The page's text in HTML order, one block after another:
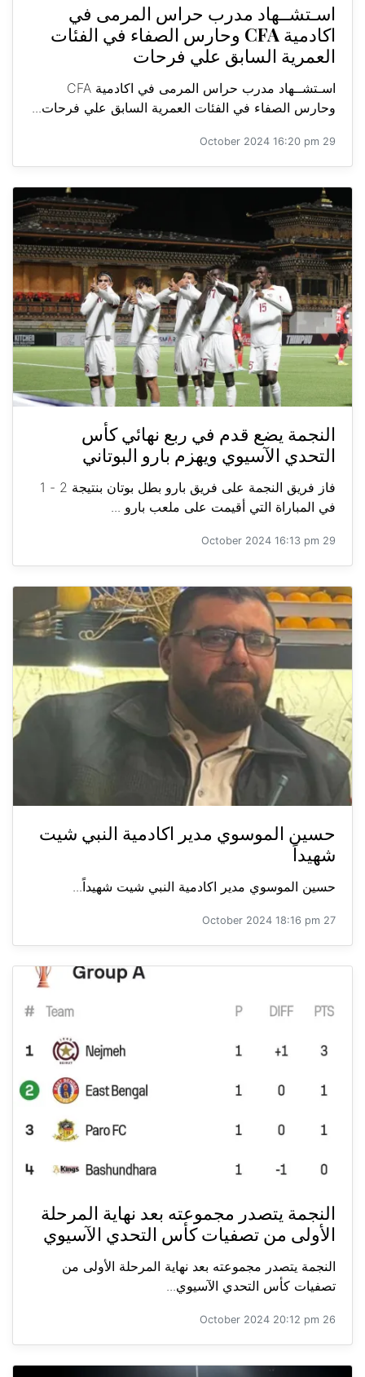
اسـتشــهاد مدرب حراس المرمى في
اكادمية CFA وحارس الصفاء في الفئات
العمرية السابق علي فرحات
اسـتشــهاد مدرب حراس المرمى في اكادمية CFA
وحارس الصفاء في الفئات العمرية السابق علي فرحات...
29 October 2024 16:20 pm
النجمة يضع قدم في ربع نهائي كأس
التحدي الآسيوي ويهزم بارو البوتاني
فاز فريق النجمة على فريق بارو بطل بوتان بنتيجة 2 - 1
في المباراة التي أقيمت على ملعب بارو ...
29 October 2024 16:13 pm
حسين الموسوي مدير اكادمية النبي شيت
شهيداً
حسين الموسوي مدير اكادمية النبي شيت شهيداً...
27 October 2024 18:16 pm
النجمة يتصدر مجموعته بعد نهاية المرحلة
الأولى من تصفيات كأس التحدي الآسيوي
النجمة يتصدر مجموعته بعد نهاية المرحلة الأولى من
تصفيات كأس التحدي الآسيوي...
26 October 2024 20:12 pm